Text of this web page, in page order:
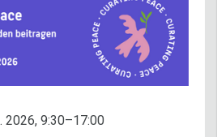
2026, 9:30–17:00